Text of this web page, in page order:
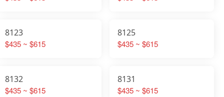
8123
$435 ~ $615
8125
$435 ~ $615
8132
$435 ~ $615
8131
$435 ~ $615